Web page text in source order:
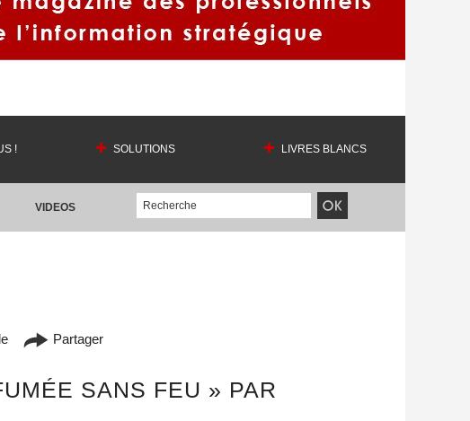
! SOLUTIONS LIVRES BLANCS
VIDEOS
Partager
SANS FEU » PAR